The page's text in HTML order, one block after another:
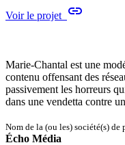
Voir le projet link
Marie-Chantal est une
contenu offensant des
passivement les horreurs
dans une vendetta contre
Nom de la (ou les) société(s) de
Écho Média